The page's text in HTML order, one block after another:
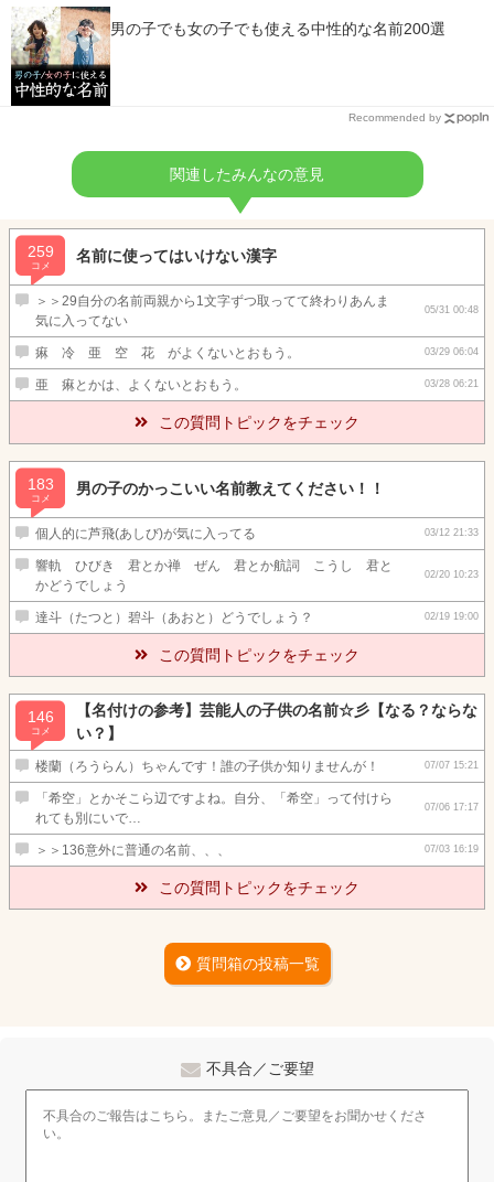
男の子でも女の子でも使える中性的な名前200選
Recommended by
関連したみんなの意見
259
コメ
名前に使ってはいけない漢字
＞＞29自分の名前両親から1文字ずつ取ってて終わりあんま
気に入ってない
05/31 00:48
痳 冷 亜 空 花 がよくないとおもう。 03/29 06:04
亜 痳とかは、よくないとおもう。 03/28 06:21
この質問トピックをチェック
183
コメ
男の子のかっこいい名前教えてください！！
個人的に芦飛(あしび)が気に入ってる 03/12 21:33
響軌 ひびき 君とか禅 ぜん 君とか航詞 こうし 君と
かどうでしょう
02/20 10:23
達斗（たつと）碧斗（あおと）どうでしょう？ 02/19 19:00
この質問トピックをチェック
146
コメ
【名付けの参考】芸能人の子供の名前☆彡【なる？ならな
い？】
楼蘭（ろうらん）ちゃんです！誰の子供か知りませんが！ 07/07 15:21
「希空」とかそこら辺ですよね。自分、「希空」って付けら
れても別にいで…
07/06 17:17
＞＞136意外に普通の名前、、、 07/03 16:19
この質問トピックをチェック
質問箱の投稿一覧
不具合／ご要望